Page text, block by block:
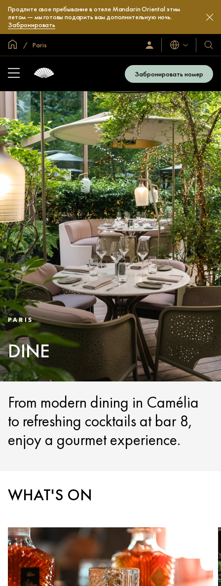
Продлите свое пребывание в отеле Mandarin Oriental этим
летом — мы готовы подарить вам дополнительную ночь.
Забронировать
ГлавнаяParis
Войти/
зарегистрироваться
Языки
Наши
отели
Забронировать номер
PARIS
DINE
From modern dining in Camélia
to refreshing cocktails at bar 8,
enjoy a gourmet experience.
WHAT'S ON